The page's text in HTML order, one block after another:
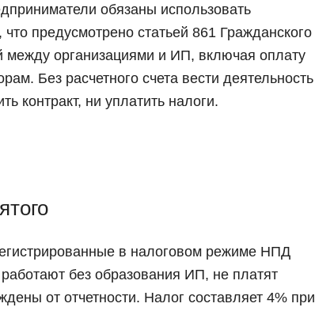
обязаны использовать
предусмотрено статьей 861 Гражданского
организациями и ИП, включая оплату
Без расчетного счета вести деятельность
контракт, ни уплатить налоги.
в налоговом режиме НПД
без образования ИП, не платят
от отчетности. Налог составляет 4% при